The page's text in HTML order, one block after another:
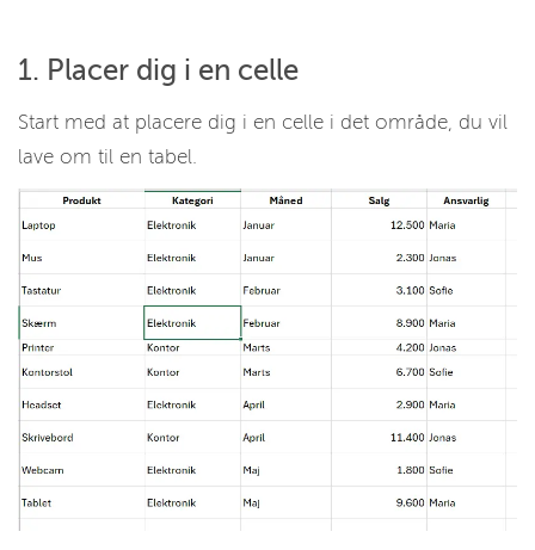
1. Placer dig i en celle
Start med at placere dig i en celle i det område, du vil
lave om til en tabel.